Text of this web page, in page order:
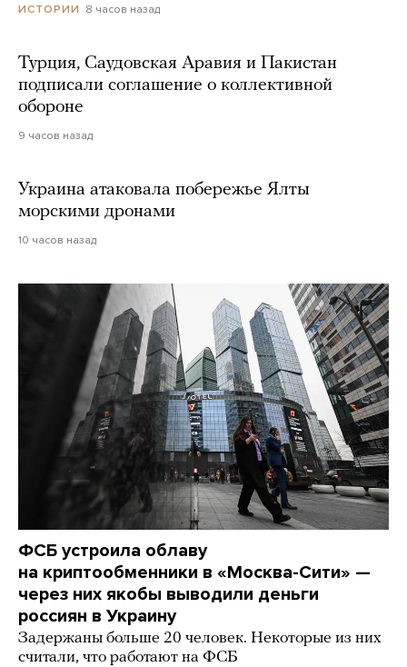
ИСТОРИИ 8 часов назад
Турция, Саудовская Аравия и Пакистан
подписали соглашение о коллективной
обороне
9 часов назад
Украина атаковала побережье Ялты
морскими дронами
10 часов назад
ФСБ устроила облаву
на криптообменники в «Москва-Сити» —
через них якобы выводили деньги
россиян в Украину
Задержаны больше 20 человек. Некоторые из них
считали, что работают на ФСБ